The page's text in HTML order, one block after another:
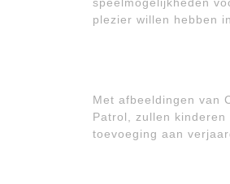
plezier willen hebben
Met afbeeldingen van
Patrol, zullen
toevoeging aan